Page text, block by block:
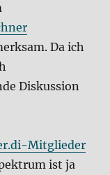
Da ich
Diskussion
Mitglieder
ist ja